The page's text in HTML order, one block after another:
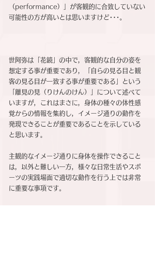
（performance）」が客観的に合致していない
可能性の方が高いとは思いますけど･･･。
世阿弥は「花鏡」の中で，客観的な自分の姿を
想定する事が重要であり，「自らの見る目と観
客の見る目が一致する事が重要である」という
「離見の見（りけんのけん）」について述べて
いますが，これはまさに，身体の種々の体性感
覚からの情報を集約し，イメージ通りの動作を
発現できることが重要であることを示している
と思います。
主観的なイメージ通りに身体を操作できること
は，以外と難しい一方，様々な日常生活やスポ
ーツの実践場面で適切な動作を行う上では非常
に重要な事項です。